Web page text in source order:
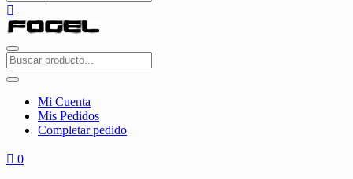
Mi Cuenta
Mis Pedidos
Completar pedido
0